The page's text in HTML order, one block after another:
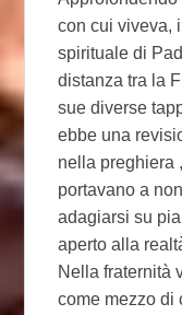
con cui viveva,
spirituale di
distanza tra la
sue diverse
ebbe una
nella preghiera
portavano a
adagiarsi su
aperto alla
Nella fraternità
come mezzo di